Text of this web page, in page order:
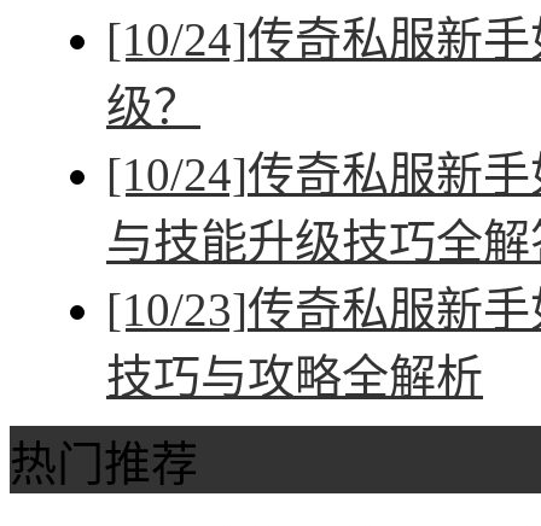
[10/24]传奇私服新
级？
[10/24]传奇私服新
与技能升级技巧全解
[10/23]传奇私服新
技巧与攻略全解析
热门推荐